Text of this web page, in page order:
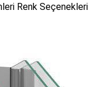
Renk Seçenekleri